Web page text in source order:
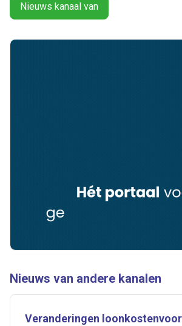
Nieuws kanaal van
Nieuws van andere kanalen
Veranderingen
Ontvang vacatures
je mailbox